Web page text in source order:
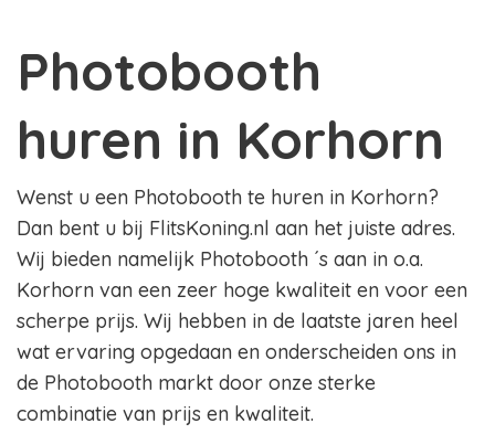
Photobooth
huren in Korhorn
Wenst u een Photobooth te huren in Korhorn?
Dan bent u bij FlitsKoning.nl aan het juiste adres.
Wij bieden namelijk Photobooth ´s aan in o.a.
Korhorn van een zeer hoge kwaliteit en voor een
scherpe prijs. Wij hebben in de laatste jaren heel
wat ervaring opgedaan en onderscheiden ons in
de Photobooth markt door onze sterke
combinatie van prijs en kwaliteit.